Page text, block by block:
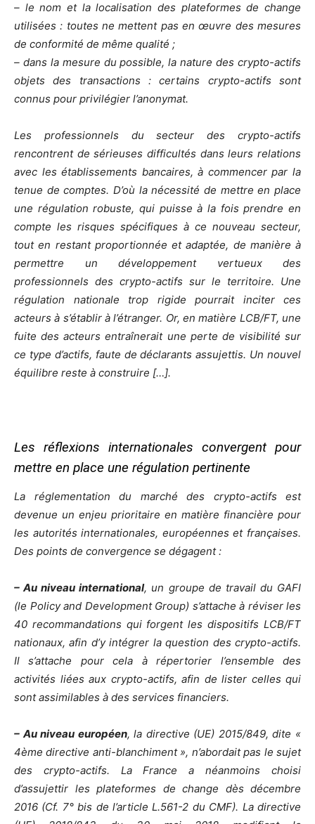
– le nom et la localisation des plateformes de change
utilisées : toutes ne mettent pas en œuvre des mesures
de conformité de même qualité ;
– dans la mesure du possible, la nature des crypto-actifs
objets des transactions : certains crypto-actifs sont
connus pour privilégier l’anonymat.
Les professionnels du secteur des crypto-actifs
rencontrent de sérieuses difficultés dans leurs relations
avec les établissements bancaires, à commencer par la
tenue de comptes. D’où la nécessité de mettre en place
une régulation robuste, qui puisse à la fois prendre en
compte les risques spécifiques à ce nouveau secteur,
tout en restant proportionnée et adaptée, de manière à
permettre un développement vertueux des
professionnels des crypto-actifs sur le territoire. Une
régulation nationale trop rigide pourrait inciter ces
acteurs à s’établir à l’étranger. Or, en matière LCB/FT, une
fuite des acteurs entraînerait une perte de visibilité sur
ce type d’actifs, faute de déclarants assujettis. Un nouvel
équilibre reste à construire […].
Les réflexions internationales convergent pour
mettre en place une régulation pertinente
La réglementation du marché des crypto-actifs est
devenue un enjeu prioritaire en matière financière pour
les autorités internationales, européennes et françaises.
Des points de convergence se dégagent :
– Au niveau international, un groupe de travail du GAFI
(le Policy and Development Group) s’attache à réviser les
40 recommandations qui forgent les dispositifs LCB/FT
nationaux, afin d’y intégrer la question des crypto-actifs.
Il s’attache pour cela à répertorier l’ensemble des
activités liées aux crypto-actifs, afin de lister celles qui
sont assimilables à des services financiers.
– Au niveau européen, la directive (UE) 2015/849, dite «
4ème directive anti-blanchiment », n’abordait pas le sujet
des crypto-actifs. La France a néanmoins choisi
d’assujettir les plateformes de change dès décembre
2016 (Cf. 7° bis de l’article L.561-2 du CMF). La directive